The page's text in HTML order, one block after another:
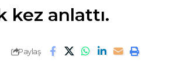
kez anlattı.
Paylaş